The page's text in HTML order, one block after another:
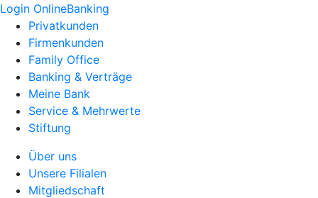
Login OnlineBanking
Privatkunden
Firmenkunden
Family Office
Banking & Verträge
Meine Bank
Service & Mehrwerte
Stiftung
Über uns
Unsere Filialen
Mitgliedschaft